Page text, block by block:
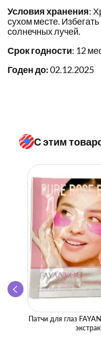
Условия хранения:
сухом месте.
солнечных лучей.
Срок годности: 12
Годен до:02.12.2025
С этим
Патчи для глаз